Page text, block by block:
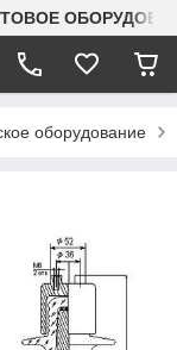
оборудование